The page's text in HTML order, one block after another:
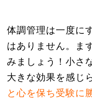
体調管理は一度に
はありません。ま
みましょう！小さ
大きな効果を感じ
と心を保ち受験に